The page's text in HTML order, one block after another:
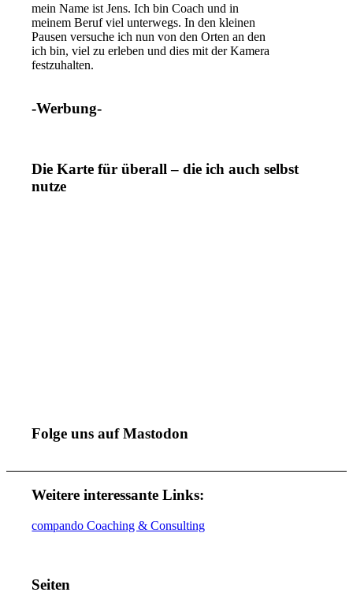
mein Name ist Jens. Ich bin Coach und in
meinem Beruf viel unterwegs. In den kleinen
Pausen versuche ich nun von den Orten an den
ich bin, viel zu erleben und dies mit der Kamera
festzuhalten.
-Werbung-
Die Karte für überall – die ich auch selbst
nutze
Folge uns auf Mastodon
Weitere interessante Links:
compando Coaching & Consulting
Seiten